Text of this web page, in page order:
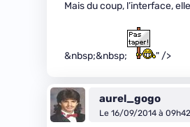
Mais du coup, l’interface,
&nbsp;&nbsp; " />
aurel_gogo
Le 16/09/2014 à 09h42